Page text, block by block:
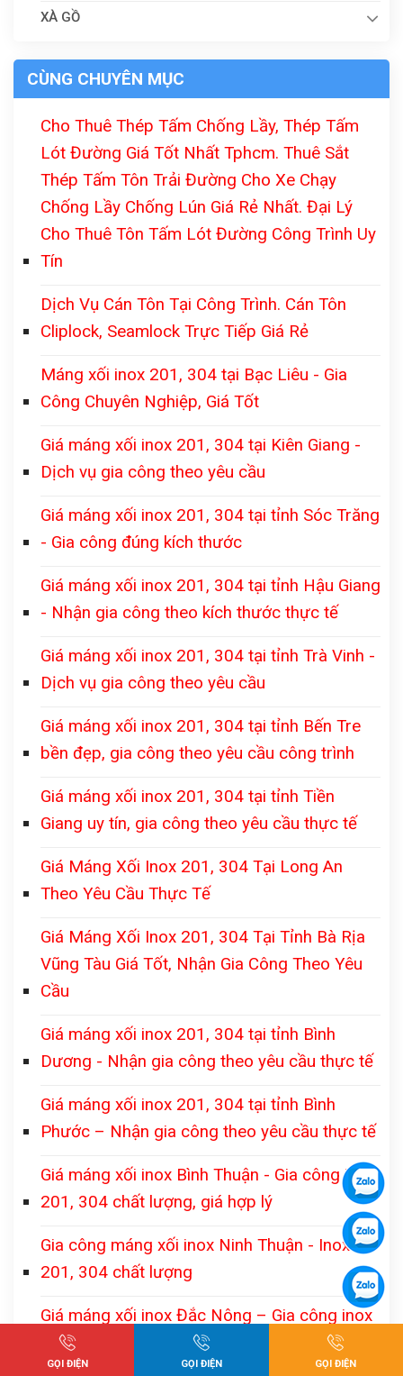
XÀ GỒ
CÙNG CHUYÊN MỤC
Cho Thuê Thép Tấm Chống Lầy, Thép Tấm
Lót Đường Giá Tốt Nhất Tphcm. Thuê Sắt
Thép Tấm Tôn Trải Đường Cho Xe Chạy
Chống Lầy Chống Lún Giá Rẻ Nhất. Đại Lý
Cho Thuê Tôn Tấm Lót Đường Công Trình Uy
Tín
Dịch Vụ Cán Tôn Tại Công Trình. Cán Tôn
Cliplock, Seamlock Trực Tiếp Giá Rẻ
Máng xối inox 201, 304 tại Bạc Liêu - Gia
Công Chuyên Nghiệp, Giá Tốt
Giá máng xối inox 201, 304 tại Kiên Giang -
Dịch vụ gia công theo yêu cầu
Giá máng xối inox 201, 304 tại tỉnh Sóc Trăng
- Gia công đúng kích thước
Giá máng xối inox 201, 304 tại tỉnh Hậu Giang
- Nhận gia công theo kích thước thực tế
Giá máng xối inox 201, 304 tại tỉnh Trà Vinh -
Dịch vụ gia công theo yêu cầu
Giá máng xối inox 201, 304 tại tỉnh Bến Tre
bền đẹp, gia công theo yêu cầu công trình
Giá máng xối inox 201, 304 tại tỉnh Tiền
Giang uy tín, gia công theo yêu cầu thực tế
Giá Máng Xối Inox 201, 304 Tại Long An
Theo Yêu Cầu Thực Tế
Giá Máng Xối Inox 201, 304 Tại Tỉnh Bà Rịa
Vũng Tàu Giá Tốt, Nhận Gia Công Theo Yêu
Cầu
Giá máng xối inox 201, 304 tại tỉnh Bình
Dương - Nhận gia công theo yêu cầu thực tế
Giá máng xối inox 201, 304 tại tỉnh Bình
Phước – Nhận gia công theo yêu cầu thực tế
Giá máng xối inox Bình Thuận - Gia công inox
201, 304 chất lượng, giá hợp lý
Gia công máng xối inox Ninh Thuận - Inox
201, 304 chất lượng
Giá máng xối inox Đắc Nông – Gia công inox
201, 304 theo từng công trình thực tế
GỌI ĐIỆN GỌI ĐIỆN GỌI ĐIỆN